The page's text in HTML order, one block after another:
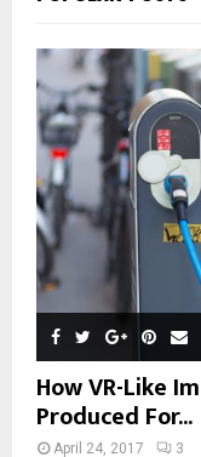
How VR-Like
Produced For...
April 24, 2017 3